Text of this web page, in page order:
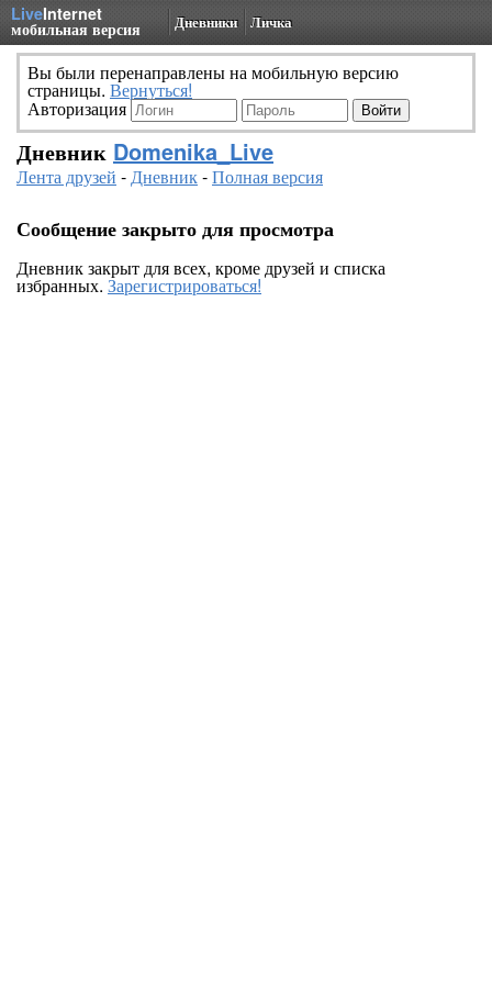
LiveInternet
мобильная версия Дневники Личка
Вы были перенаправлены на мобильную версию
страницы. Вернуться!
Авторизация
Дневник Domenika_Live
Лента друзей -Дневник-Полная версия
Сообщение закрыто для просмотра
Дневник закрыт для всех, кроме друзей и списка
избранных. Зарегистрироваться!